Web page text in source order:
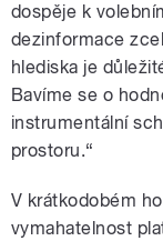
dospěje k
dezinformace
hlediska je
Bavíme se o
instrumentální
prostoru.“
V krátkodobém
vymahatelnost